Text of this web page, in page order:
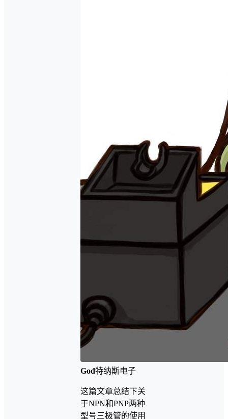
God特纳斯电子
这篇文章总结下关
于NPN和PNP两种
型号三极管的使用